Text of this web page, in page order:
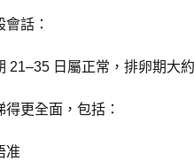
話：
日屬正常，排卵期大約
更全面，包括：